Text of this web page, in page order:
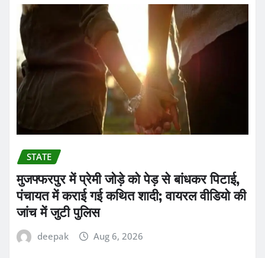
STATE
मुजफ्फरपुर में प्रेमी जोड़े को पेड़ से बांधकर पिटाई,
पंचायत में कराई गई कथित शादी; वायरल वीडियो की
जांच में जुटी पुलिस
deepak Aug 6, 2026